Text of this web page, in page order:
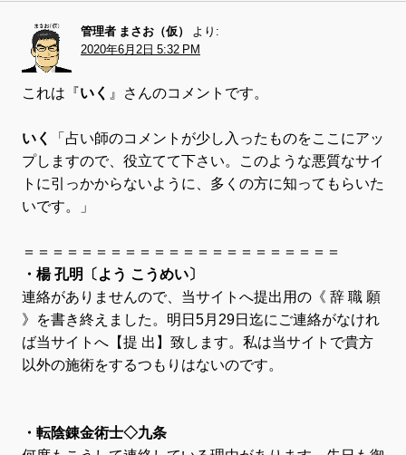
管理者 まさお（仮）
より:
2020年6月2日 5:32 PM
これは『いく 』さんのコメントです。
いく
「占い師のコメントが少し入ったものをここにアッ
プしますので、役立てて下さい。このような悪質なサイ
トに引っかからないように、多くの方に知ってもらいた
いです。」
＝＝＝＝＝＝＝＝＝＝＝＝＝＝＝＝＝＝＝＝＝＝
・楊 孔明〔よう こうめい〕
連絡がありませんので、当サイトへ提出用の《 辞 職 願
》を書き終えました。明日5月29日迄にご連絡がなけれ
ば当サイトへ【提 出】致します。私は当サイトで貴方
以外の施術をするつもりはないのです。
・転陰錬金術士◇九条